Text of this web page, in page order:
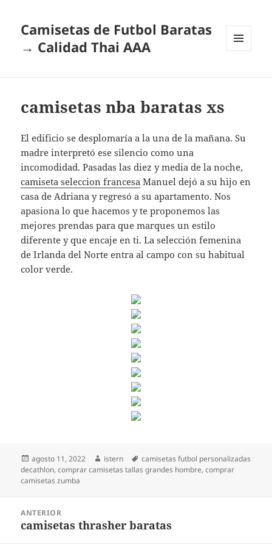
Camisetas de Futbol Baratas
→ Calidad Thai AAA
camisetas nba baratas xs
El edificio se desplomaría a la una de la mañana. Su
madre interpretó ese silencio como una
incomodidad. Pasadas las diez y media de la noche,
camiseta seleccion francesa Manuel dejó a su hijo en
casa de Adriana y regresó a su apartamento. Nos
apasiona lo que hacemos y te proponemos las
mejores prendas para que marques un estilo
diferente y que encaje en ti. La selección femenina
de Irlanda del Norte entra al campo con su habitual
color verde.
Publicado
el
agosto 11, 2022 Autor
istern Etiquetas
camisetas futbol personalizadas
decathlon,comprar camisetas tallas grandes hombre,comprar
camisetas zumba
entradas
ANTERIOR
Entrada
camisetas thrasher baratas